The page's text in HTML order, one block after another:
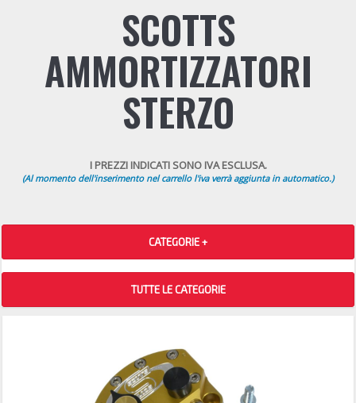
SCOTTS
AMMORTIZZATORI
STERZO
I PREZZI INDICATI SONO IVA ESCLUSA.
(Al momento dell'inserimento nel carrello l'iva verrà aggiunta in automatico.)
CATEGORIE +
TUTTE LE CATEGORIE